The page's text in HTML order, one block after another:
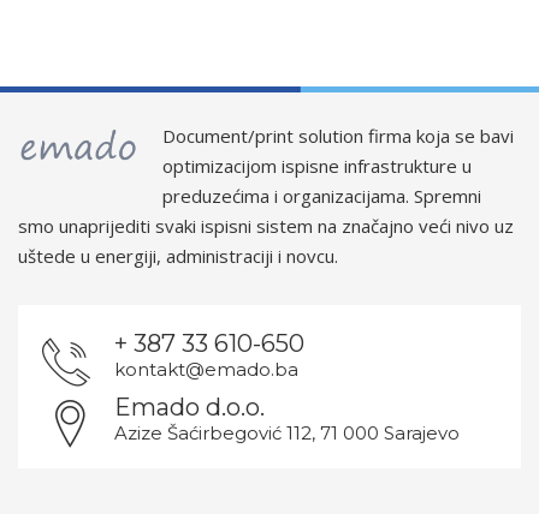
Document/print solution firma koja se bavi
optimizacijom ispisne infrastrukture u
preduzećima i organizacijama. Spremni
smo unaprijediti svaki ispisni sistem na značajno veći nivo uz
uštede u energiji, administraciji i novcu.
+ 387 33 610-650
kontakt@emado.ba
Emado d.o.o.
Azize Šaćirbegović 112, 71 000 Sarajevo